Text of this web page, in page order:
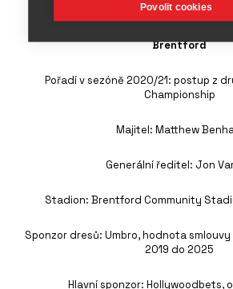
Odměny v sezóně 2020/21: 125,6
Brentford
Pořadí v sezóně 2020/21: postup z
Championship
Majitel: Matthew
Generální ředitel: Jon
Stadion: Brentford Community
Sponzor dresů: Umbro, hodnota
2019 do 2025
Hlavní sponzor: Hollywoodbets,
Povolit cookies